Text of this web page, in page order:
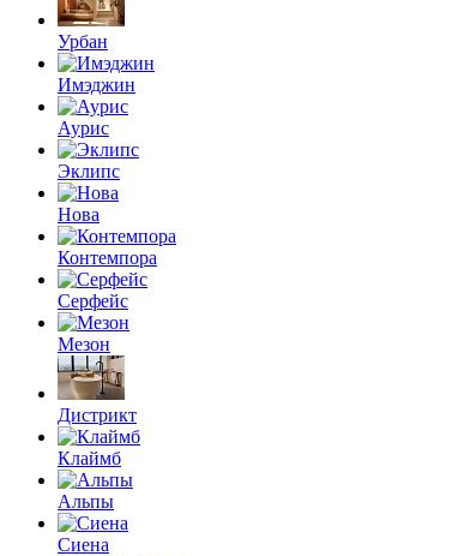
Урбан
Имэджин
Аурис
Эклипс
Нова
Контемпора
Серфейс
Мезон
Дистрикт
Клаймб
Альпы
Сиена